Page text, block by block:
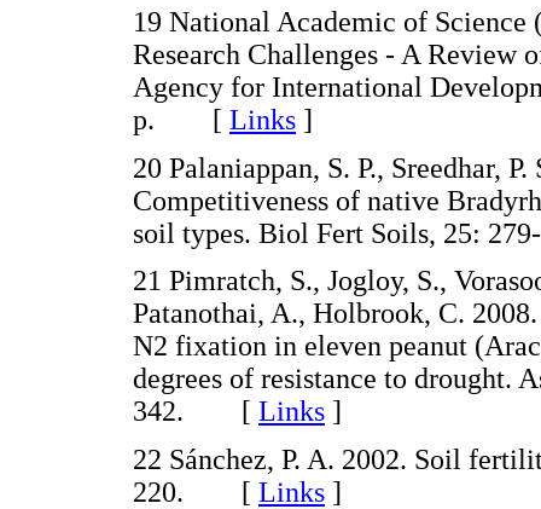
19 National Academic of
Research Challenges - A Review
Agency for International
p. [ Links ]
20 Palaniappan, S. P., Sreedhar,
Competitiveness of native
soil types. Biol Fert Soils, 25:
21 Pimratch, S., Jogloy, S.,
Patanothai, A., Holbrook, C.
N2 fixation in eleven peanut
degrees of resistance to drought.
342. [ Links ]
22 Sánchez, P. A. 2002. Soil
220. [ Links ]